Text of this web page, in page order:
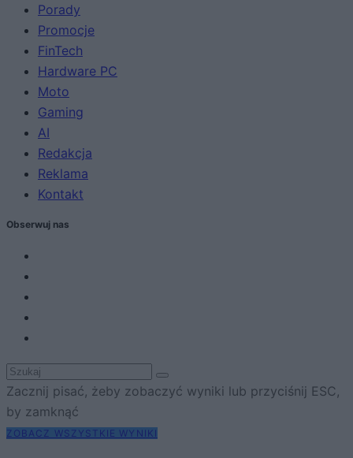
Porady
Promocje
FinTech
Hardware PC
Moto
Gaming
AI
Redakcja
Reklama
Kontakt
Obserwuj nas
Zacznij pisać, żeby zobaczyć wyniki lub przyciśnij ESC,
by zamknąć
ZOBACZ WSZYSTKIE WYNIKI